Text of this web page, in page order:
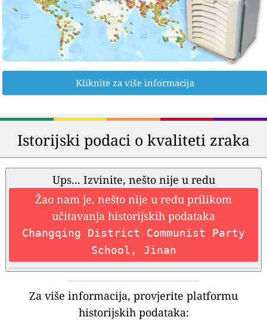
Kliknite za više informacija
Istorijski podaci o kvaliteti zraka
Ups... Izvinite, nešto nije u redu
Žao nam je, nešto nije u redu prilikom
učitavanja historijskih podataka
Changqing District Communist Party
School, Jinan
Za više informacija, provjerite platformu
historijskih podataka: